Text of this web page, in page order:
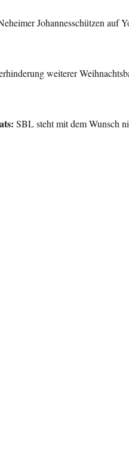
Johannesschützen auf
weiterer
SBL steht mit dem Wunsch